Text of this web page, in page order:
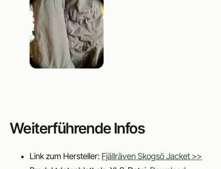
Weiterführende Infos
Link zum Hersteller: Fjällräven Skogsö Jacket >>